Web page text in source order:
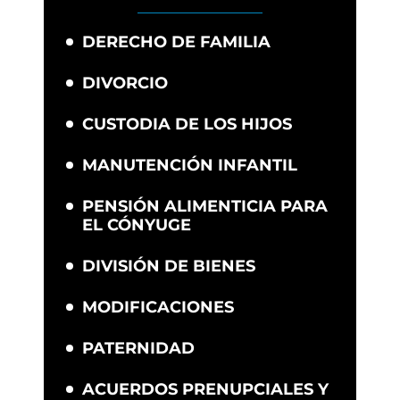
DERECHO DE FAMILIA
DIVORCIO
CUSTODIA DE LOS HIJOS
MANUTENCIÓN INFANTIL
PENSIÓN ALIMENTICIA PARA
EL CÓNYUGE
DIVISIÓN DE BIENES
MODIFICACIONES
PATERNIDAD
ACUERDOS PRENUPCIALES Y